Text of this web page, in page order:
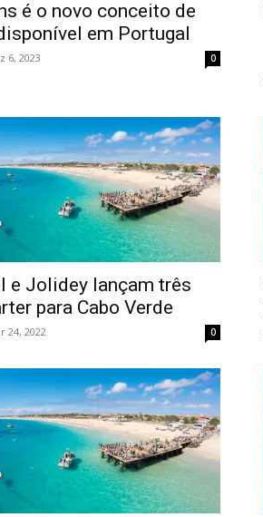
é o novo conceito de
em Portugal
6, 2023 0
e Jolidey lançam três
para Cabo Verde
24, 2022 0